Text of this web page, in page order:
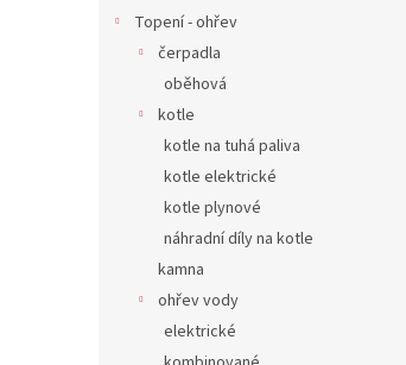
Topení - ohřev
čerpadla
oběhová
kotle
kotle na tuhá paliva
kotle elektrické
kotle plynové
náhradní díly na kotle
kamna
ohřev vody
elektrické